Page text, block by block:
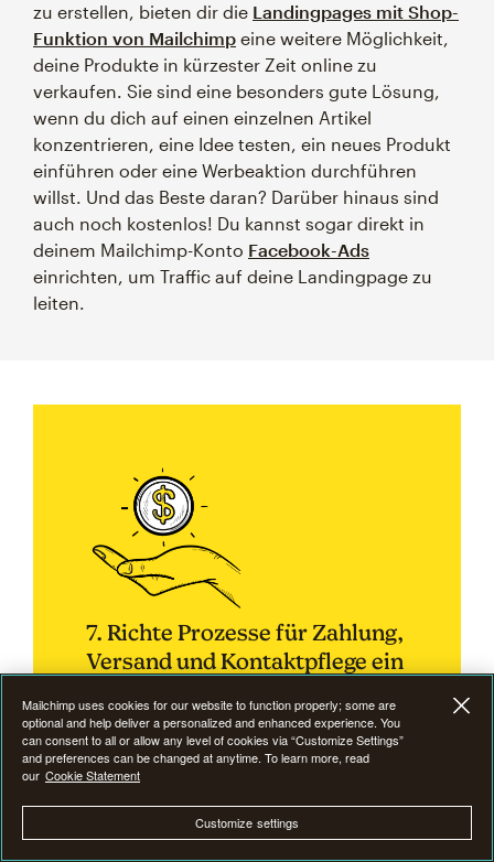
zu erstellen, bieten dir die Landingpages mit Shop-
Funktion von Mailchimp eine weitere Möglichkeit,
deine Produkte in kürzester Zeit online zu
verkaufen. Sie sind eine besonders gute Lösung,
wenn du dich auf einen einzelnen Artikel
konzentrieren, eine Idee testen, ein neues Produkt
einführen oder eine Werbeaktion durchführen
willst. Und das Beste daran? Darüber hinaus sind
auch noch kostenlos! Du kannst sogar direkt in
deinem Mailchimp-Konto Facebook-Ads
einrichten, um Traffic auf deine Landingpage zu
leiten.
7. Richte Prozesse für Zahlung,
Versand und Kontaktpflege ein
Vor dem Start deines Online-Verkaufs musst du ein
System für den Zahlungseingang und den Versand
deiner Waren einrichten.
Mailchimp uses cookies for our website to function properly; some are
optional and help deliver a personalized and enhanced experience. You
can consent to all or allow any level of cookies via “Customize Settings”
and preferences can be changed at anytime. To learn more, read
our Cookie Statement
Customize settings